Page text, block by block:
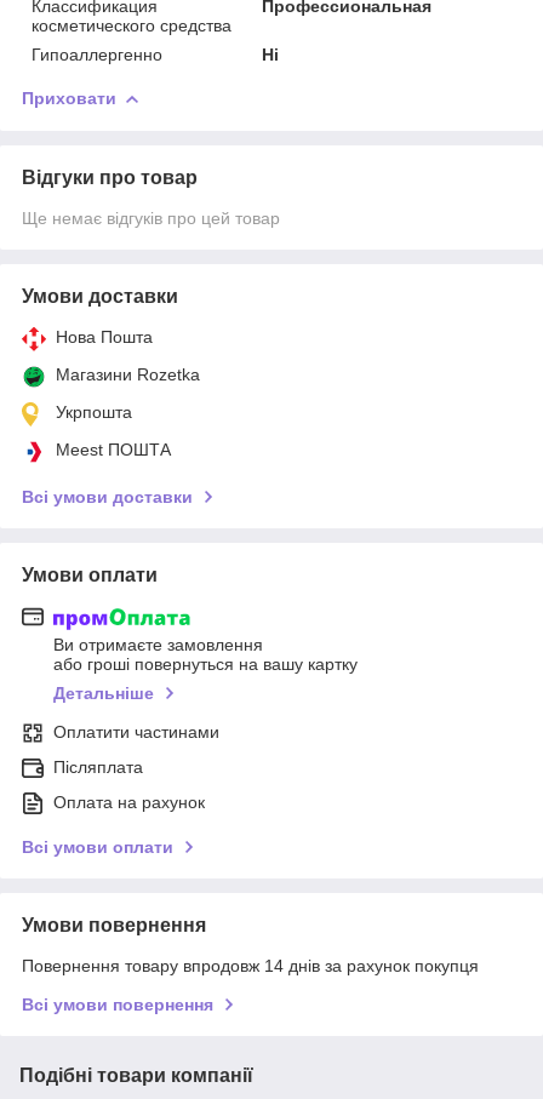
Классификация
косметического средства
Профессиональная
Гипоаллергенно Ні
Приховати
Відгуки про товар
Ще немає відгуків про цей товар
Умови доставки
Нова Пошта
Магазини Rozetka
Укрпошта
Meest ПОШТА
Всі умови доставки
Умови оплати
Ви отримаєте замовлення
або гроші повернуться на вашу картку
Детальніше
Оплатити частинами
Післяплата
Оплата на рахунок
Всі умови оплати
Умови повернення
Повернення товару впродовж 14 днів за рахунок покупця
Всі умови повернення
Подібні товари компанії